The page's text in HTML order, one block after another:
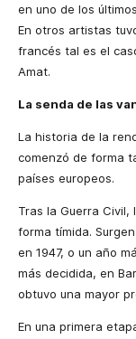
en uno de los
En otros artistas
francés tal es el
Amat.
La senda de las
La historia de la
comenzó de forma
países europeos.
Tras la Guerra Civil,
forma tímida.
en 1947, o un año
más decidida, en
obtuvo una mayor
En una primera